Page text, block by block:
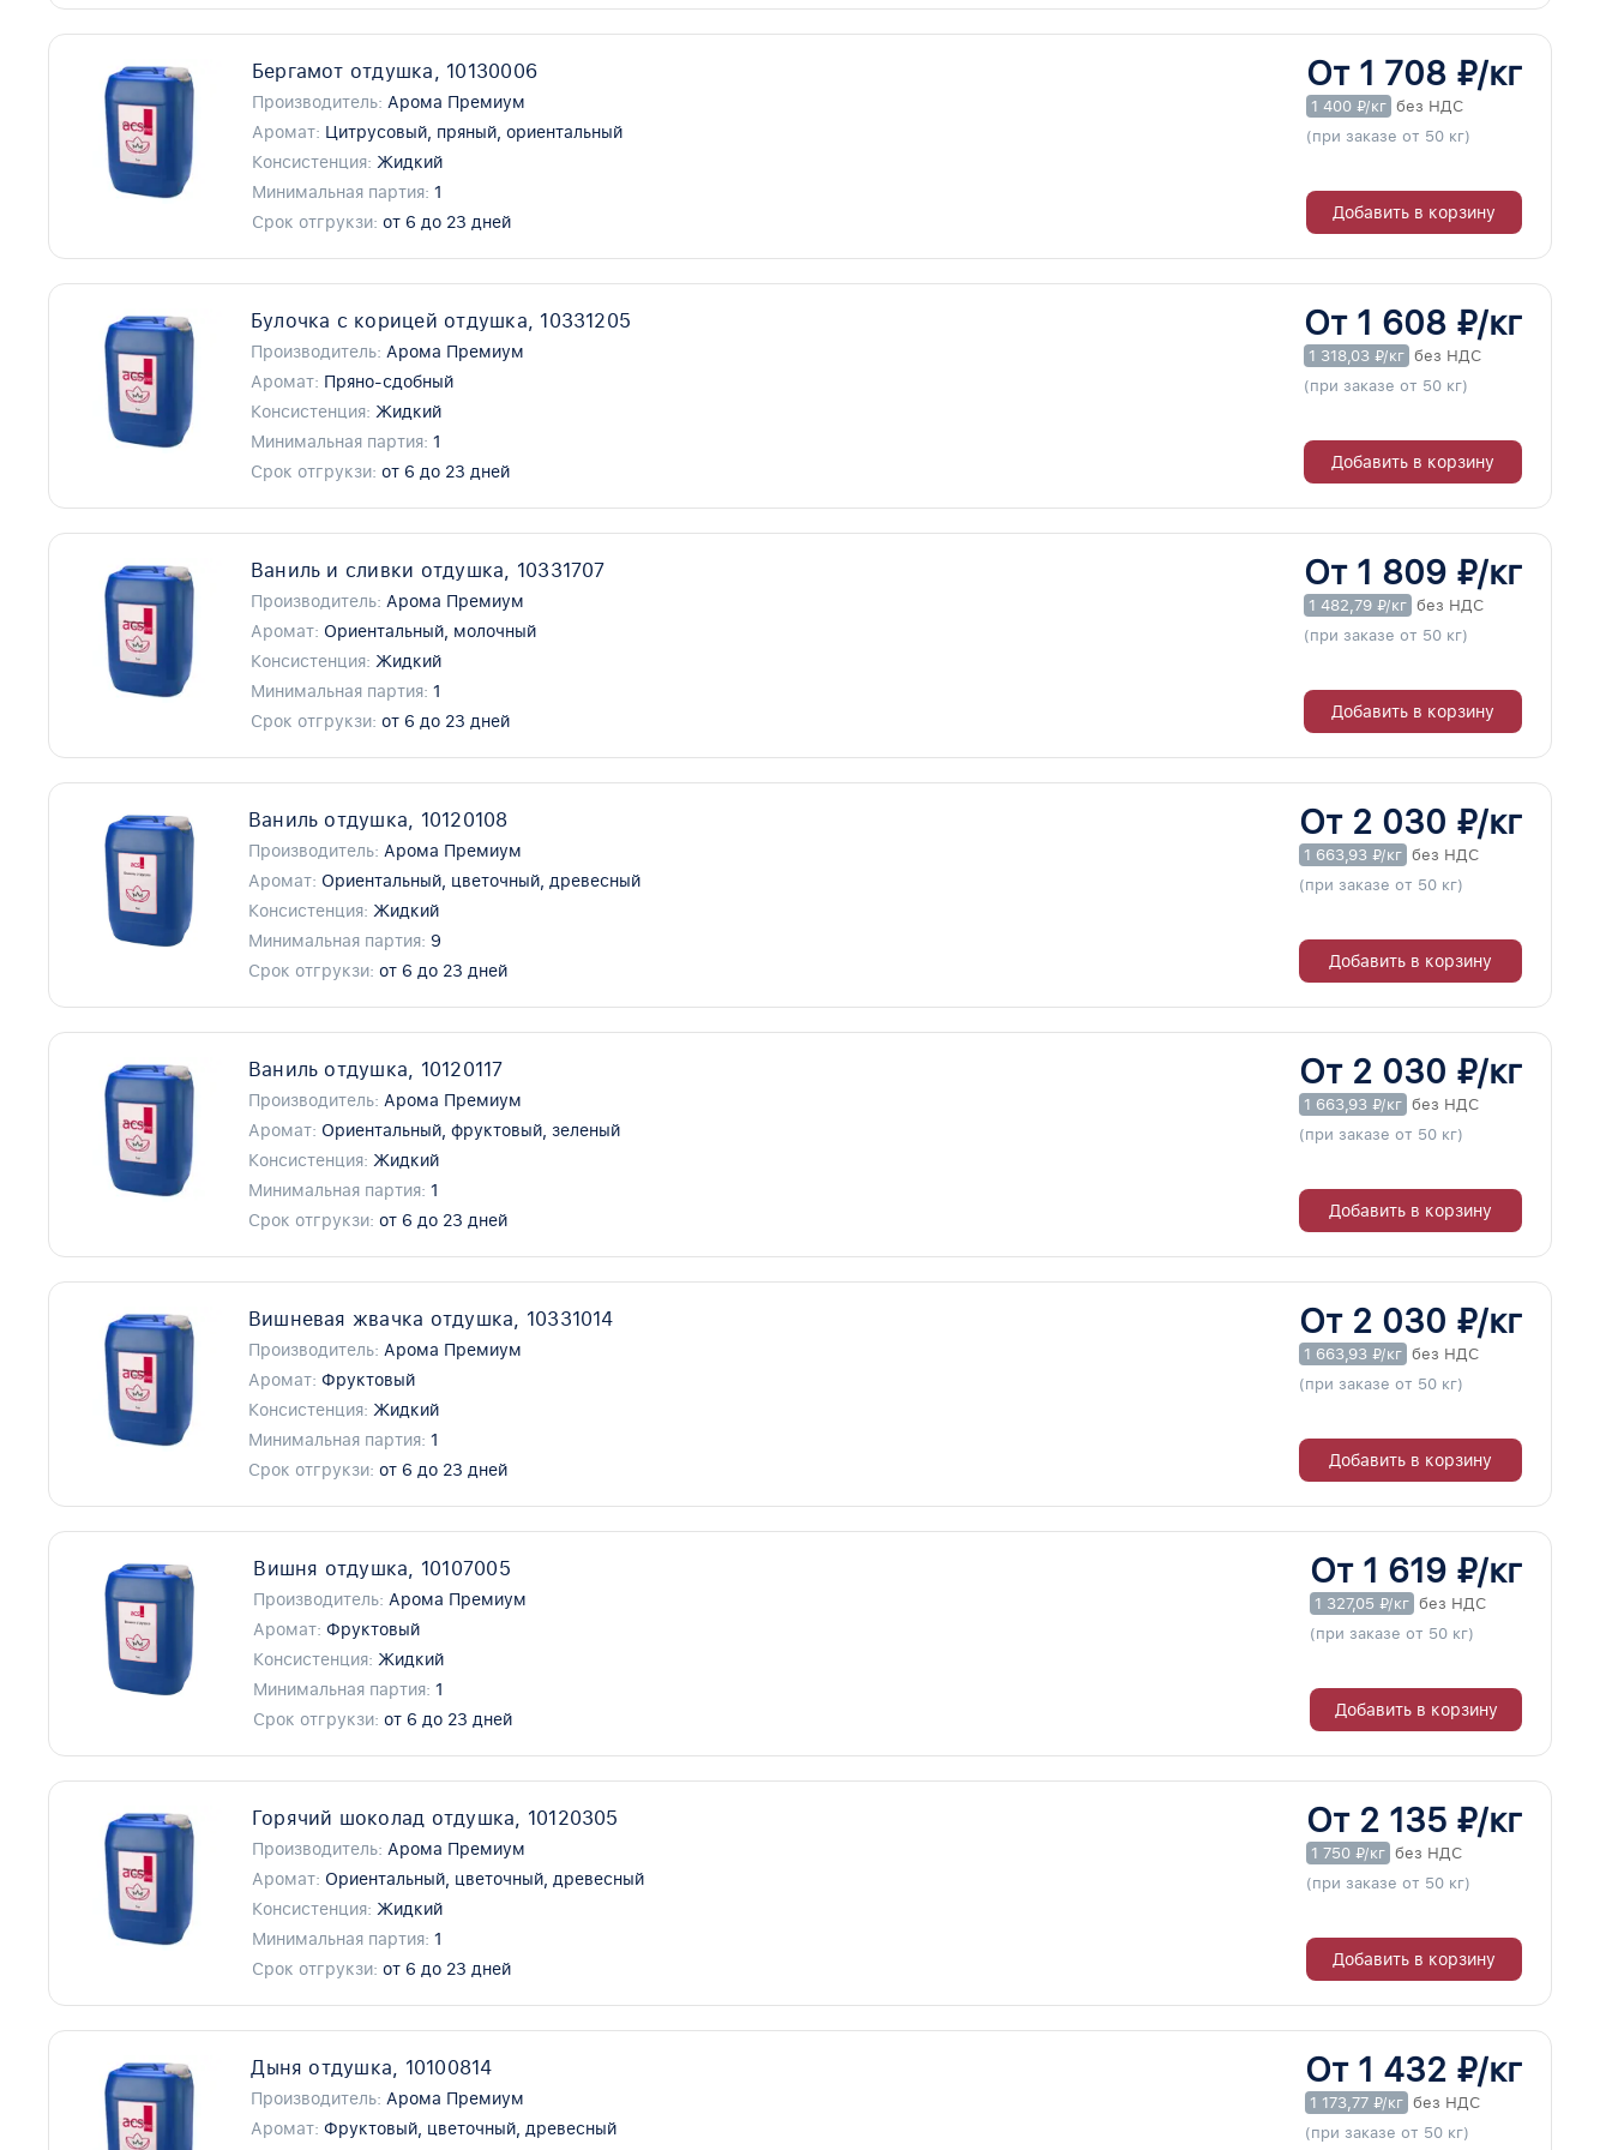
Бергамот отдушка, 10130006
Производитель: Арома Премиум
Аромат: Цитрусовый, пряный, ориентальный
Консистенция: Жидкий
Минимальная партия: 1
Срок отгрукзи: от 6 до 23 дней
От 1 708 ₽/кг
1 400 ₽/кг без НДС
(при заказе от 50 кг)
Добавить в корзину
Булочка с корицей отдушка, 10331205
Производитель: Арома Премиум
Аромат: Пряно-сдобный
Консистенция: Жидкий
Минимальная партия: 1
Срок отгрукзи: от 6 до 23 дней
От 1 608 ₽/кг
1 318,03 ₽/кг без НДС
(при заказе от 50 кг)
Добавить в корзину
Ваниль и сливки отдушка, 10331707
Производитель: Арома Премиум
Аромат: Ориентальный, молочный
Консистенция: Жидкий
Минимальная партия: 1
Срок отгрукзи: от 6 до 23 дней
От 1 809 ₽/кг
1 482,79 ₽/кг без НДС
(при заказе от 50 кг)
Добавить в корзину
Ваниль отдушка, 10120108
Производитель: Арома Премиум
Аромат: Ориентальный, цветочный, древесный
Консистенция: Жидкий
Минимальная партия: 9
Срок отгрукзи: от 6 до 23 дней
От 2 030 ₽/кг
1 663,93 ₽/кг без НДС
(при заказе от 50 кг)
Добавить в корзину
Ваниль отдушка, 10120117
Производитель: Арома Премиум
Аромат: Ориентальный, фруктовый, зеленый
Консистенция: Жидкий
Минимальная партия: 1
Срок отгрукзи: от 6 до 23 дней
От 2 030 ₽/кг
1 663,93 ₽/кг без НДС
(при заказе от 50 кг)
Добавить в корзину
Вишневая жвачка отдушка, 10331014
Производитель: Арома Премиум
Аромат: Фруктовый
Консистенция: Жидкий
Минимальная партия: 1
Срок отгрукзи: от 6 до 23 дней
От 2 030 ₽/кг
1 663,93 ₽/кг без НДС
(при заказе от 50 кг)
Добавить в корзину
Вишня отдушка, 10107005
Производитель: Арома Премиум
Аромат: Фруктовый
Консистенция: Жидкий
Минимальная партия: 1
Срок отгрукзи: от 6 до 23 дней
От 1 619 ₽/кг
1 327,05 ₽/кг без НДС
(при заказе от 50 кг)
Добавить в корзину
Горячий шоколад отдушка, 10120305
Производитель: Арома Премиум
Аромат: Ориентальный, цветочный, древесный
Консистенция: Жидкий
Минимальная партия: 1
Срок отгрукзи: от 6 до 23 дней
От 2 135 ₽/кг
1 750 ₽/кг без НДС
(при заказе от 50 кг)
Добавить в корзину
Дыня отдушка, 10100814
Производитель: Арома Премиум
Аромат: Фруктовый, цветочный, древесный
От 1 432 ₽/кг
1 173,77 ₽/кг без НДС
(при заказе от 50 кг)